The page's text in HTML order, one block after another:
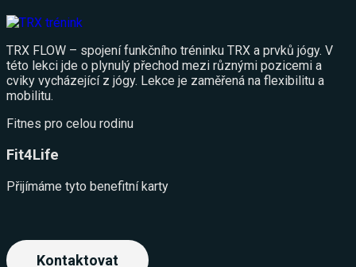
TRX FLOW – spojení funkčního tréninku TRX a prvků jógy. V
této lekci jde o plynulý přechod mezi různými pozicemi a
cviky vycházející z jógy. Lekce je zaměřená na flexibilitu a
mobilitu.
Fitnes pro celou rodinu
Fit4Life
Přijímáme tyto benefitní karty
Kontaktovat